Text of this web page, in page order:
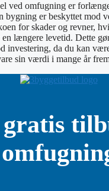
ved omfugning er
bygning er beskyttet mod
for skader og revner,
en længere levetid. Dette
investering, da du kan
sin værdi i mange år
gratis